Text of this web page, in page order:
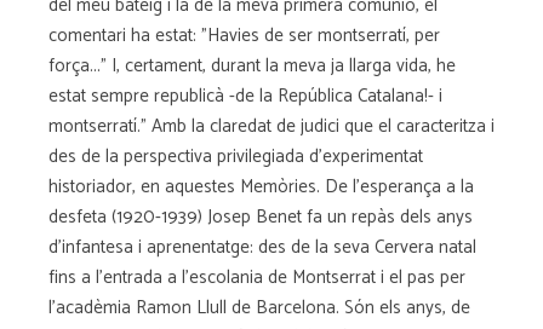
comentari ha estat: "Havies de ser montserratí, per
força..." I, certament, durant la meva ja llarga vida, he
estat sempre republicà -de la República Catalana!- i
montserratí." Amb la claredat de judici que el caracteritza i
des de la perspectiva privilegiada d'experimentat
historiador, en aquestes Memòries. De l'esperança a la
desfeta (1920-1939) Josep Benet fa un repàs dels anys
d'infantesa i aprenentatge: des de la seva Cervera natal
fins a l'entrada a l'escolania de Montserrat i el pas per
l'acadèmia Ramon Llull de Barcelona. Són els anys, de